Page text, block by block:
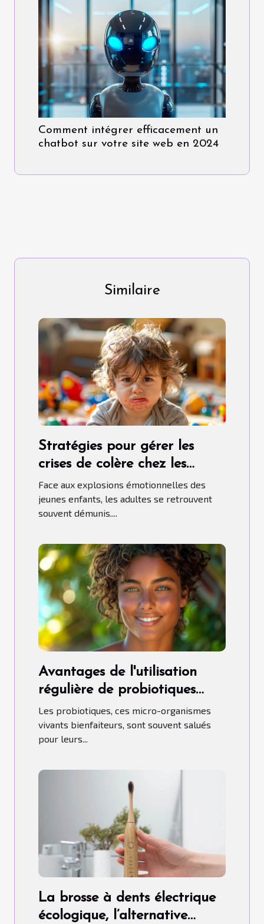
Comment intégrer efficacement un
chatbot sur votre site web en 2024
Similaire
Stratégies pour gérer les
crises de colère chez les
jeunes enfants
Face aux explosions émotionnelles des
jeunes enfants, les adultes se retrouvent
souvent démunis....
Avantages de l'utilisation
régulière de probiotiques
pour la santé
Les probiotiques, ces micro-organismes
vivants bienfaiteurs, sont souvent salués
pour leurs...
La brosse à dents électrique
écologique, l’alternative